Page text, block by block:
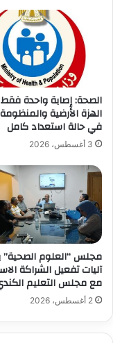
الصحة: إصابة واحدة فقط
الهزة الأرضية
في حالة استعداد كامل
3 أغسطس، 2026
مجلس “العلوم
آليات تفعيل الشراكة
مع مجلس التعليم
2 أغسطس، 2026